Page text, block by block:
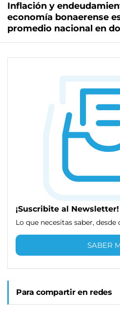
Inflación y
economía bonaerense
promedio nacional en
¡Suscribite al Newsletter!
Lo que necesitas saber, desde
SABER
Para compartir en redes